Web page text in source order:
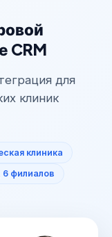
CRM
для
клиник
клиника
6 филиалов